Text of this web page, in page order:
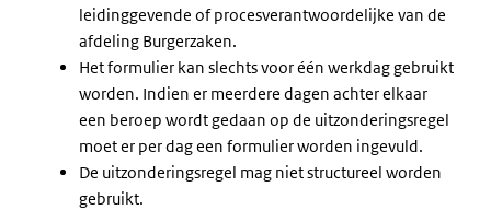
leidinggevende of procesverantwoordelijke van de
afdeling Burgerzaken.
Het formulier kan slechts voor één werkdag gebruikt
worden. Indien er meerdere dagen achter elkaar
een beroep wordt gedaan op de uitzonderingsregel
moet er per dag een formulier worden ingevuld.
De uitzonderingsregel mag niet structureel worden
gebruikt.